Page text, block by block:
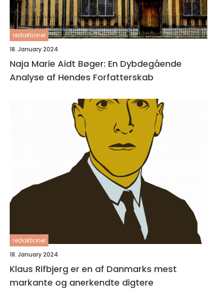
redaktionel
18. January 2024
Naja Marie Aidt Bøger: En Dybdegående
Analyse af Hendes Forfatterskab
redaktionel
18. January 2024
Klaus Rifbjerg er en af Danmarks mest
markante og anerkendte digtere